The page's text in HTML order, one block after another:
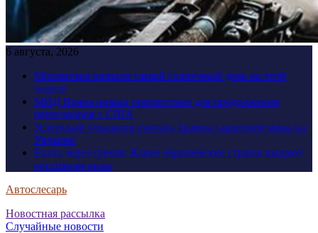
6 августа, 2026
Москвичам назвали самый солнечный день на этой
неделе
МИД Ирана назвал препятствие для продолжения
переговоров с США
Зеленский отказался считать Трампа гарантией мира на
Украине
Ехать через греков: Какие европейские страны выдают
россиянам визы
Автослесарь
Новостная рассылка
Случайные новости